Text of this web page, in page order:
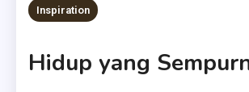
Inspiration
Hidup yang